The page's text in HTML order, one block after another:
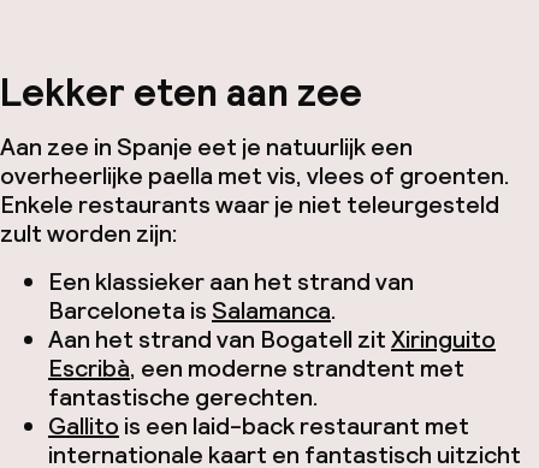
Lekker eten aan zee
Aan zee in Spanje eet je natuurlijk een
overheerlijke paella met vis, vlees of groenten.
Enkele restaurants waar je niet teleurgesteld
zult worden zijn:
Een klassieker aan het strand van
Barceloneta is Salamanca.
Aan het strand van Bogatell zitXiringuito
Escribà, een moderne strandtent met
fantastische gerechten.
Gallito is een laid-back restaurant met
internationale kaart en fantastisch uitzicht